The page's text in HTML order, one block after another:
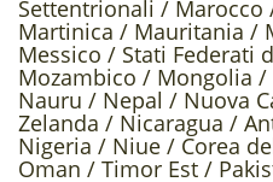
Settentrionali / Marocco
Martinica / Mauritania /
Messico / Stati Federati
Mozambico / Mongolia /
Nauru / Nepal / Nuova
Zelanda / Nicaragua /
Nigeria / Niue / Corea
Oman / Timor Est /